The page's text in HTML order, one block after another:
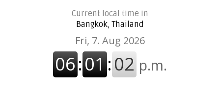
Current local time in
Bangkok, Thailand